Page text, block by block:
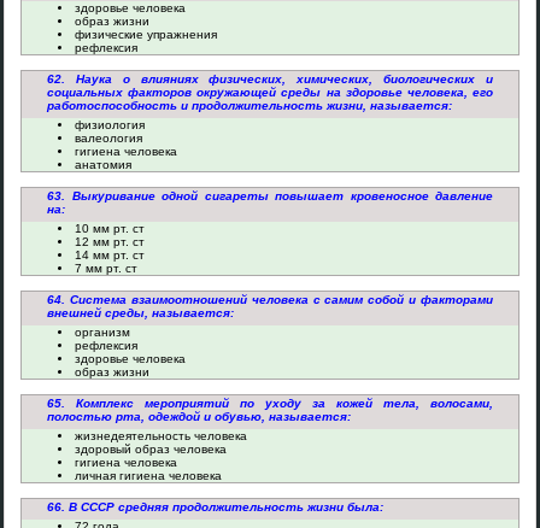
здоровье человека
образ жизни
физические упражнения
рефлексия
62. Наука о влияниях физических, химических, биологических и
социальных факторов окружающей среды на здоровье человека, его
работоспособность и продолжительность жизни, называется:
физиология
валеология
гигиена человека
анатомия
63. Выкуривание одной сигареты повышает кровеносное давление
на:
10 мм рт. ст
12 мм рт. ст
14 мм рт. ст
7 мм рт. ст
64. Система взаимоотношений человека с самим собой и факторами
внешней среды, называется:
организм
рефлексия
здоровье человека
образ жизни
65. Комплекс мероприятий по уходу за кожей тела, волосами,
полостью рта, одеждой и обувью, называется:
жизнедеятельность человека
здоровый образ человека
гигиена человека
личная гигиена человека
66. В СССР средняя продолжительность жизни была: